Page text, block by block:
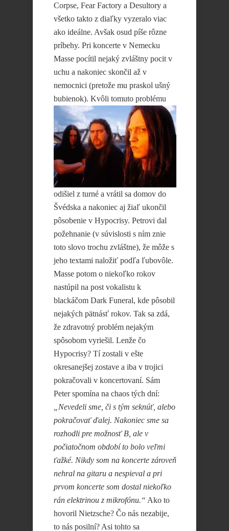
Corpse, Fear Factory a Desultory a
všetko takto z diaľky vyzeralo viac
ako ideálne. Avšak osud píše rôzne
príbehy. Pri koncerte v Nemecku
Masse pocítil nejaký zvláštny pocit v
uchu a nakoniec skončil až v
nemocnici (pretože mu praskol ušný
bubienok). Kvôli tomuto problému
odišiel z turné a vrátil sa domov do
Švédska a nakoniec aj žiaľ ukončil
pôsobenie v Hypocrisy. Petrovi dal
požehnanie (v súvislosti s ním znie
toto slovo trochu zvláštne), že môže s
jeho textami naložiť podľa ľubovôle.
Masse potom o niekoľko rokov
nastúpil na post vokalistu k
blackáčom Dark Funeral, kde pôsobil
nejakých pätnásť rokov. Tak sa zdá,
že zdravotný problém nejakým
spôsobom vyriešil. Lenže čo
Hypocrisy? Tí zostali v ešte
okresanejšej zostave a iba v trojici
pokračovali v koncertovaní. Sám
Peter spomína na chaos tých dní:
„Nevedeli sme, či s tým seknúť, alebo
pokračovať ďalej. Nakoniec sme sa
rozhodli pre možnosť B, ale v
počiatočnom období to bolo veľmi
ťažké. Nikdy som na koncerte zároveň
nehral na gitaru a nespieval a pri
prvom koncerte som dostal niekoľko
rán elektrinou z mikrofónu.“ Ako to
hovoril Nietzsche? Čo nás nezabije,
to nás posilní? Asi tohto sa